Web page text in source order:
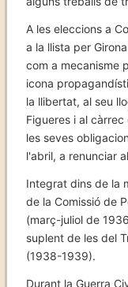
A les eleccions a
a la llista per
com a mecanisme
icona
la llibertat, al seu
Figueres i al
les seves
l'abril, a renunciar
Integrat dins de la
de la Comissió de
(març-juliol de
suplent de les del
(1938-1939).
Durant la Guerra